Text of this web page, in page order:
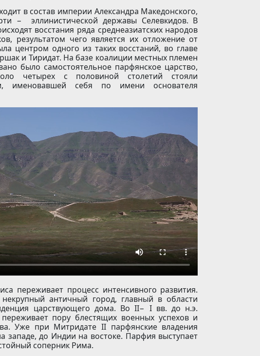
в состав империи Александра Македонского,
− эллинистической державы Селевкидов. В
восстания ряда среднеазиатских народов
результатом чего является их отложение от
центром одного из таких восстаний, во главе
и Тиридат. На базе коалиции местных племен
было самостоятельное парфянское царство,
четырех с половиной столетий стояли
именовавшей себя по имени основателя
переживает процесс интенсивного развития.
античный город, главный в области
царствующего дома. Во II− I вв. до н.э.
переживает пору блестящих военных успехов и
Уже при Митридате II парфянские владения
западе, до Индии на востоке. Парфия выступает
соперник Рима.